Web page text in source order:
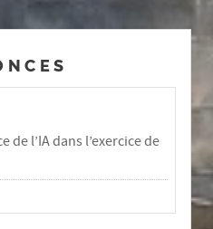
de l’IA dans l’exercice de